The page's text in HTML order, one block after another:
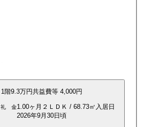
1階9.3万円共益費等 4,000円
礼 金1.00ヶ月 ２ＬＤＫ / 68.73㎡ 入居日
2026年9月30日頃